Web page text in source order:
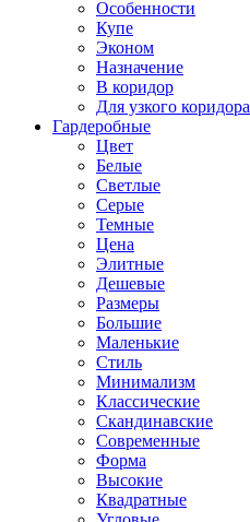
Особенности
Купе
Эконом
Назначение
В коридор
Для узкого коридора
Гардеробные
Цвет
Белые
Светлые
Серые
Темные
Цена
Элитные
Дешевые
Размеры
Большие
Маленькие
Стиль
Минимализм
Классические
Скандинавские
Современные
Форма
Высокие
Квадратные